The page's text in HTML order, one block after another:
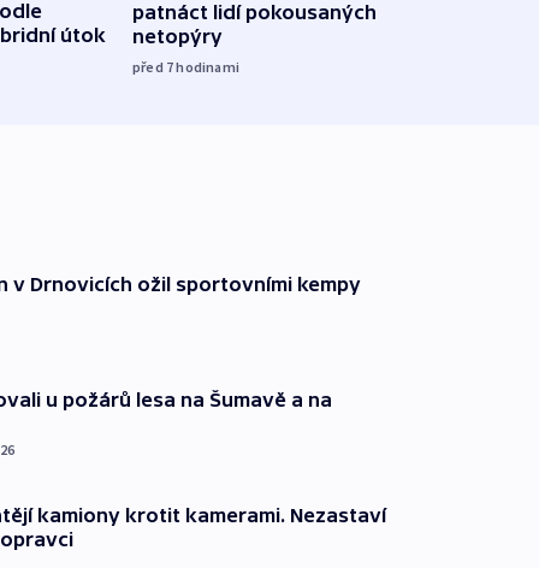
útok
patnáct lidí pokousaných
netopýry
před 7hodinami
v Drnovicích ožil sportovními kempy
u požárů lesa na Šumavě a na
kamiony krotit kamerami. Nezastaví